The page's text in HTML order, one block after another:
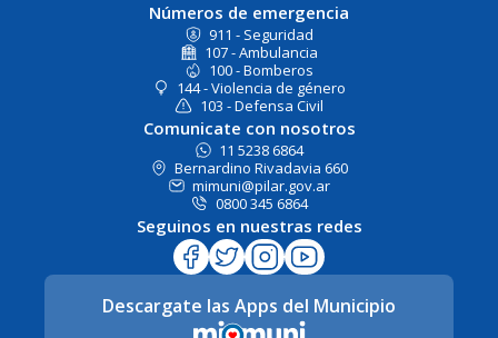
Números de emergencia
911 - Seguridad
107 - Ambulancia
100 - Bomberos
144 - Violencia de género
103 - Defensa Civil
Comunicate con nosotros
11 5238 6864
Bernardino Rivadavia 660
mimuni@pilar.gov.ar
0800 345 6864
Seguinos en nuestras redes
Descargate las Apps del Municipio